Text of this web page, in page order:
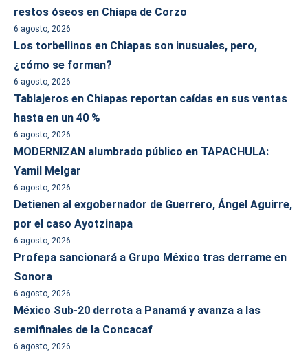
restos óseos en Chiapa de Corzo
6 agosto, 2026
Los torbellinos en Chiapas son inusuales, pero,
¿cómo se forman?
6 agosto, 2026
Tablajeros en Chiapas reportan caídas en sus ventas
hasta en un 40 %
6 agosto, 2026
MODERNIZAN alumbrado público en TAPACHULA:
Yamil Melgar
6 agosto, 2026
Detienen al exgobernador de Guerrero, Ángel Aguirre,
por el caso Ayotzinapa
6 agosto, 2026
Profepa sancionará a Grupo México tras derrame en
Sonora
6 agosto, 2026
México Sub-20 derrota a Panamá y avanza a las
semifinales de la Concacaf
6 agosto, 2026